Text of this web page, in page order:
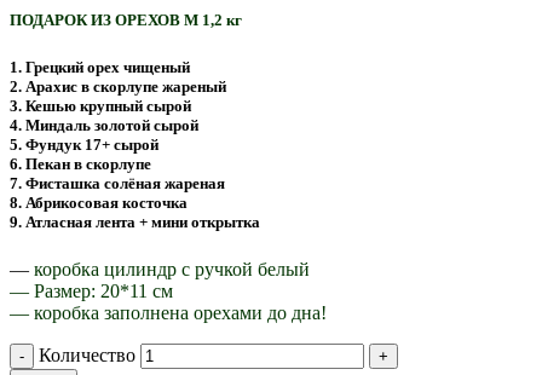
ПОДАРОК ИЗ ОРЕХОВ M 1,2 кг
1. Грецкий орех чищеный
2. Арахис в скорлупе жареный
3. Кешью крупный сырой
4. Миндаль золотой сырой
5. Фундук 17+ сырой
6. Пекан в скорлупе
7. Фисташка солёная жареная
8. Абрикосовая косточка
9. Атласная лента + мини открытка
— коробка цилиндр с ручкой белый
— Размер: 20*11 см
— коробка заполнена орехами до дна!
Количество